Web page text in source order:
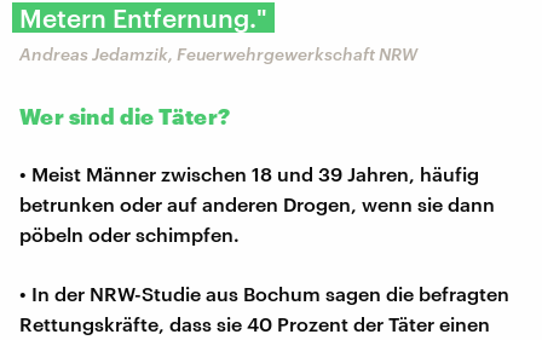
Metern Entfernung."
Andreas Jedamzik, Feuerwehrgewerkschaft NRW
Wer sind die Täter?
• Meist Männer zwischen 18 und 39 Jahren, häufig
betrunken oder auf anderen Drogen, wenn sie dann
pöbeln oder schimpfen.
• In der NRW-Studie aus Bochum sagen die befragten
Rettungskräfte, dass sie 40 Prozent der Täter einen